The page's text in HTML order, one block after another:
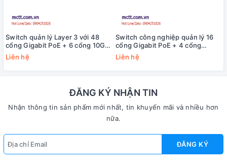
Switch quản lý Layer 3 với 48
cổng Gigabit PoE + 6 cổng 10G
SFP+ 3Onedata ICS5000-
C48GP6XS
Liên hệ
Switch công nghiệp quản lý 16
cổng Gigabit PoE + 4 cổng
Gigabit SFP USR-ISG416P-SFP
Liên hệ
ĐĂNG KÝ NHẬN TIN
Nhận thông tin sản phẩm mới nhất, tin khuyến mãi và nhiều hơn
nữa.
ĐĂNG KÝ